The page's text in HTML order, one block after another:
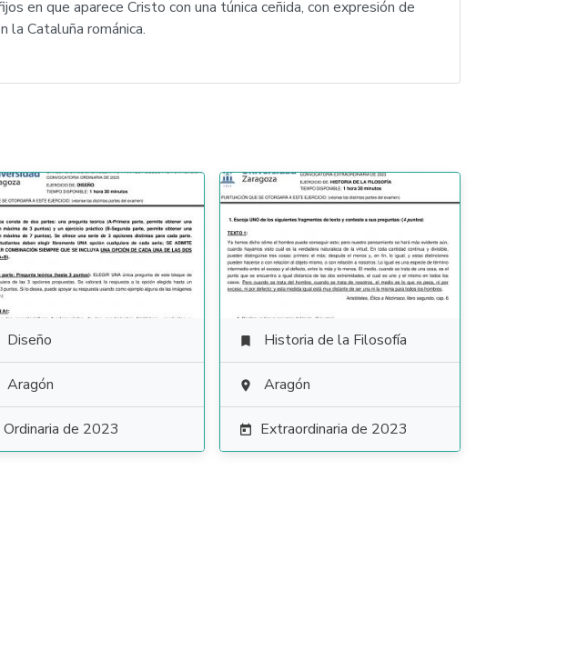
en que aparece Cristo con una túnica ceñida, con expresión de
la Cataluña románica.
Diseño
Aragón
Ordinaria de 2023
 Historia de la Filosofía
 Aragón
 Extraordinaria de 2023